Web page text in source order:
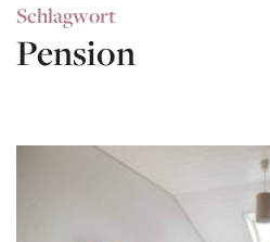
Schlagwort
Pension